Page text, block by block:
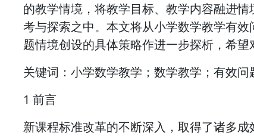
的教学情境，将教学目标、教学内容融进
考与探索之中。本文将从小学数学教学有
题情境创设的具体策略作进一步探析，希望
关键词：小学数学教学；数学教学；有效问
1 前言
新课程标准改革的不断深入，取得了诸多